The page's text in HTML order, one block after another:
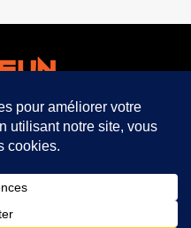
twitter
©
CGV Politique de